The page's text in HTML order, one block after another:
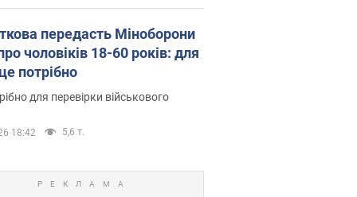
передасть Міноборони
чоловіків 18-60 років: для
потрібно
для перевірки військового
18:42 5,6 т.